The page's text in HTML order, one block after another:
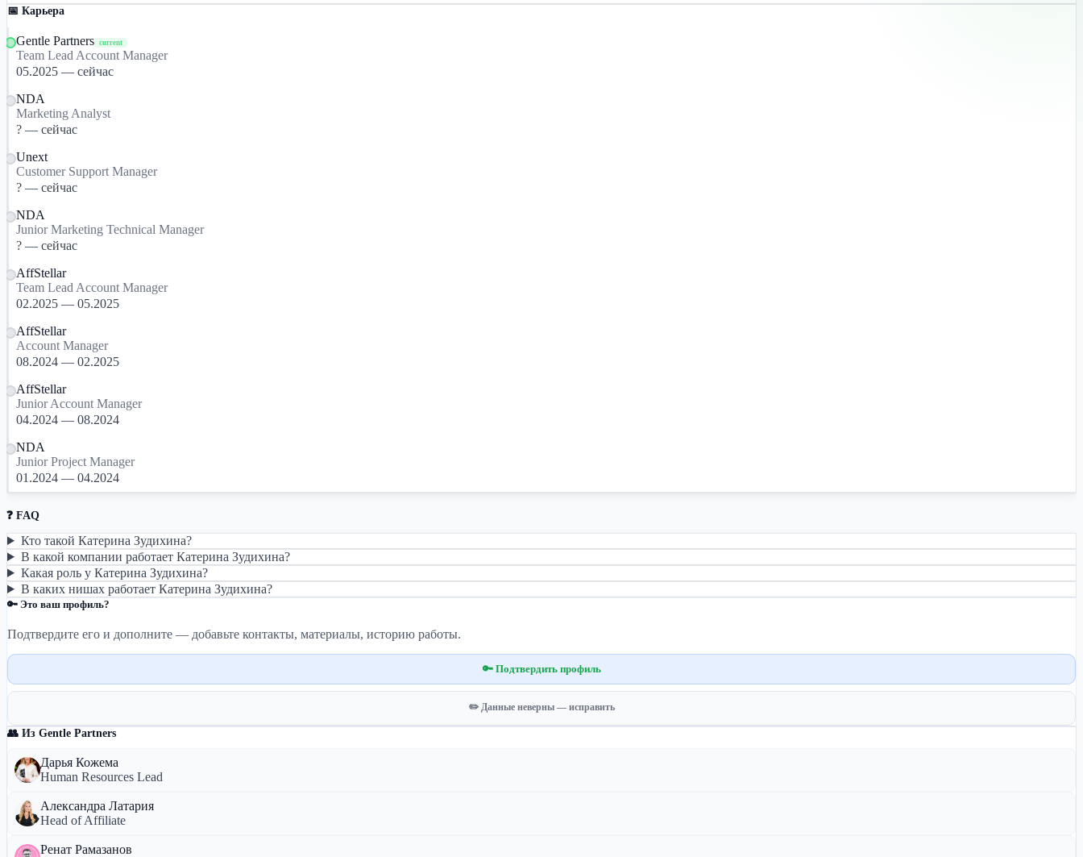
📅 Карьера
Gentle Partners current
Team Lead Account Manager
05.2025 — сейчас
NDA
Marketing Analyst
? — сейчас
Unext
Customer Support Manager
? — сейчас
NDA
Junior Marketing Technical Manager
? — сейчас
AffStellar
Team Lead Account Manager
02.2025 — 05.2025
AffStellar
Account Manager
08.2024 — 02.2025
AffStellar
Junior Account Manager
04.2024 — 08.2024
NDA
Junior Project Manager
01.2024 — 04.2024
❓ FAQ
Кто такой Катерина Зудихина?
В какой компании работает Катерина Зудихина?
Какая роль у Катерина Зудихина?
В каких нишах работает Катерина Зудихина?
🔑 Это ваш профиль?
Подтвердите его и дополните — добавьте контакты, материалы, историю работы.
🔑 Подтвердить профиль
✏️ Данные неверны — исправить
👥 Из Gentle Partners
Дарья Кожема
Human Resources Lead
Александра Латария
Head of Affiliate
Ренат Рамазанов